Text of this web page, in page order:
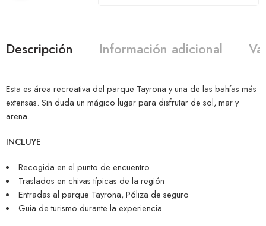
Descripción Información adicional
Esta es área recreativa del parque Tayrona y una de las bahías más
extensas. Sin duda un mágico lugar para disfrutar de sol, mar y
arena.
INCLUYE
Recogida en el punto de encuentro
Traslados en chivas típicas de la región
Entradas al parque Tayrona, Póliza de seguro
Guía de turismo durante la experiencia